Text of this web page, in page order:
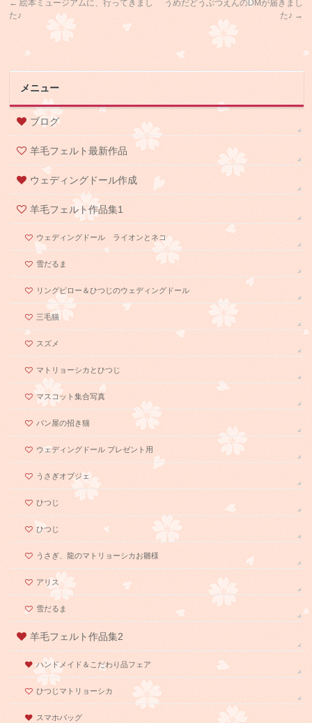
← 絵本ミュージアムに、行ってきまし
た♪
うめだどうぶつえんのDMが届きまし
た♪ →
メニュー
ブログ
羊毛フェルト最新作品
ウェディングドール作成
羊毛フェルト作品集1
ウェディングドール ライオンとネコ
雪だるま
リングピロー＆ひつじのウェディングドール
三毛猫
スズメ
マトリョーシカとひつじ
マスコット集合写真
パン屋の招き猫
ウェディングドール プレゼント用
うさぎオブジェ
ひつじ
ひつじ
うさぎ、龍のマトリョーシカお雛様
アリス
雪だるま
羊毛フェルト作品集2
ハンドメイド＆こだわり品フェア
ひつじマトリョーシカ
スマホバッグ